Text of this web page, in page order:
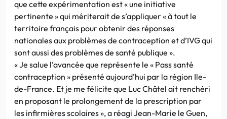
que cette expérimentation est « une initiative
pertinente » qui mériterait de s’appliquer « à tout le
territoire français pour obtenir des réponses
nationales aux problèmes de contraception et d’IVG qui
sont aussi des problèmes de santé publique ».
« Je salue l’avancée que représente le « Pass santé
contraception » présenté aujourd’hui par la région Ile-
de-France. Et je me félicite que Luc Châtel ait renchéri
en proposant le prolongement de la prescription par
les infirmières scolaires », a réagi Jean-Marie le Guen,